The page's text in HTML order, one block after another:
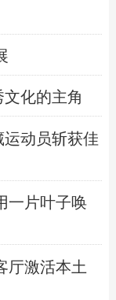
化的主角
动员斩获佳
一片叶子唤
厅激活本土